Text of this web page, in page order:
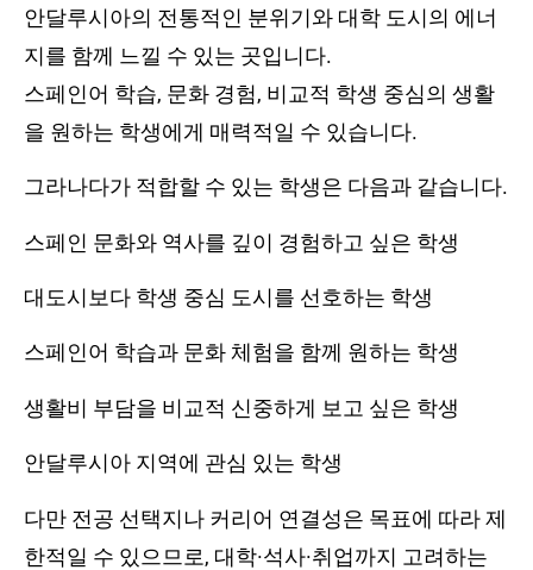
안달루시아의 전통적인 분위기와 대학 도시의 에너
지를 함께 느낄 수 있는 곳입니다.
스페인어 학습, 문화 경험, 비교적 학생 중심의 생활
을 원하는 학생에게 매력적일 수 있습니다.
그라나다가 적합할 수 있는 학생은 다음과 같습니다.
스페인 문화와 역사를 깊이 경험하고 싶은 학생
대도시보다 학생 중심 도시를 선호하는 학생
스페인어 학습과 문화 체험을 함께 원하는 학생
생활비 부담을 비교적 신중하게 보고 싶은 학생
안달루시아 지역에 관심 있는 학생
다만 전공 선택지나 커리어 연결성은 목표에 따라 제
한적일 수 있으므로, 대학·석사·취업까지 고려하는